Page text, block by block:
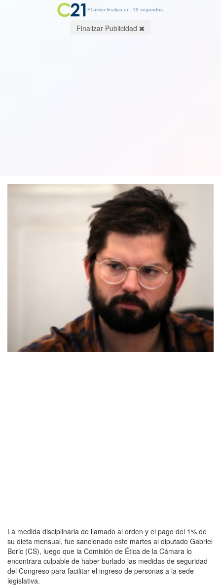
La medida disciplinaria de llamado al orden y el pago del 1% de
su dieta mensual, fue sancionado este martes al diputado Gabriel
Boric (CS), luego que la Comisión de Ética de la Cámara lo
encontrara culpable de haber burlado las medidas de seguridad
del Congreso para facilitar el ingreso de personas a la sede
legislativa.
El aviso finaliza en: 19 segundos.
Finalizar Publicidad